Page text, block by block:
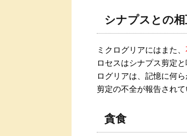
シナプスとの相
ミクログリアにはまた、
ロセスはシナプス剪定
ログリアは、記憶に何
剪定の不全が報告されて
貪食